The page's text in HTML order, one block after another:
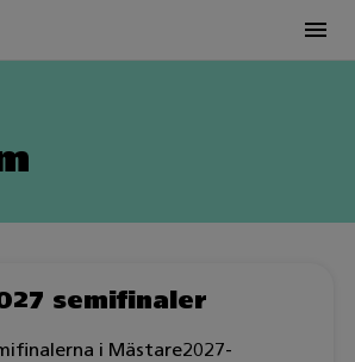
semifinaler
i Mästare2027-